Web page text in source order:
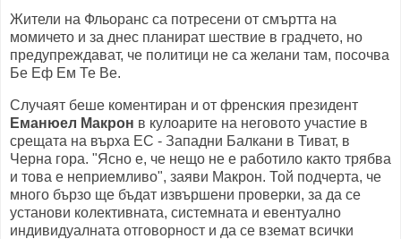
Жители на Фльоранс са потресени от смъртта на
момичето и за днес планират шествие в градчето, но
предупреждават, че политици не са желани там, посочва
Бе Еф Ем Те Ве.
Случаят беше коментиран и от френския президент
Еманюел Макрон в кулоарите на неговото участие в
срещата на върха ЕС - Западни Балкани в Тиват, в
Черна гора. "Ясно е, че нещо не е работило както трябва
и това е неприемливо", заяви Макрон. Той подчерта, че
много бързо ще бъдат извършени проверки, за да се
установи колективната, системната и евентуално
индивидуалната отговорност и да се вземат всички